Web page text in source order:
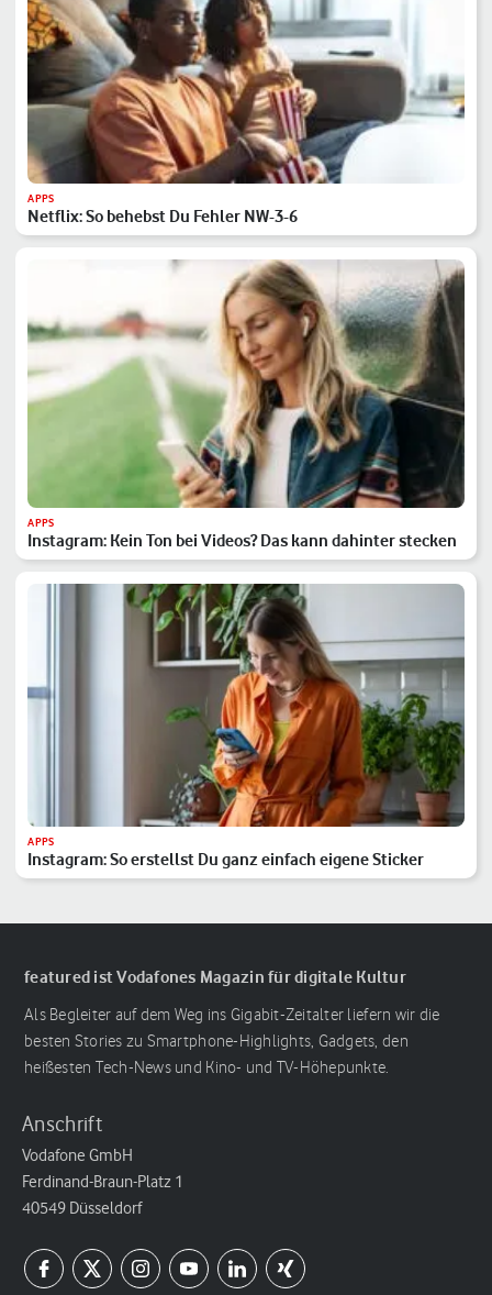
APPS
Netflix: So behebst Du Fehler NW-3-6
APPS
Instagram: Kein Ton bei Videos? Das kann dahinter stecken
APPS
Instagram: So erstellst Du ganz einfach eigene Sticker
featured ist Vodafones Magazin für digitale Kultur
Als Begleiter auf dem Weg ins Gigabit-Zeitalter liefern wir die
besten Stories zu Smartphone-Highlights, Gadgets, den
heißesten Tech-News und Kino- und TV-Höhepunkte.
Anschrift
Vodafone GmbH
Ferdinand-Braun-Platz 1
40549 Düsseldorf